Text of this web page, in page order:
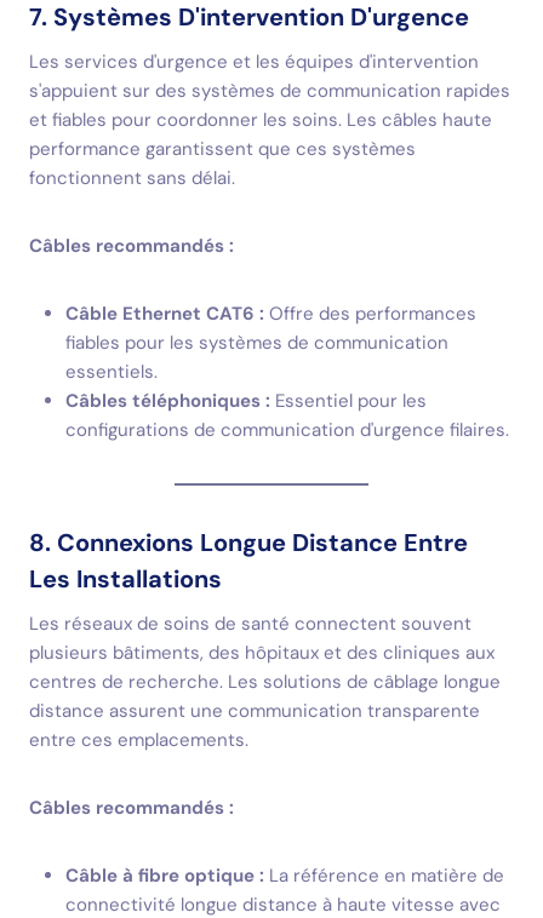
7. Systèmes D'intervention D'urgence
Les services d'urgence et les équipes d'intervention
s'appuient sur des systèmes de communication rapides
et fiables pour coordonner les soins. Les câbles haute
performance garantissent que ces systèmes
fonctionnent sans délai.
Câbles recommandés :
Câble Ethernet CAT6 : Offre des performances
fiables pour les systèmes de communication
essentiels.
Câbles téléphoniques : Essentiel pour les
configurations de communication d'urgence filaires.
8. Connexions Longue Distance Entre
Les Installations
Les réseaux de soins de santé connectent souvent
plusieurs bâtiments, des hôpitaux et des cliniques aux
centres de recherche. Les solutions de câblage longue
distance assurent une communication transparente
entre ces emplacements.
Câbles recommandés :
Câble à fibre optique : La référence en matière de
connectivité longue distance à haute vitesse avec